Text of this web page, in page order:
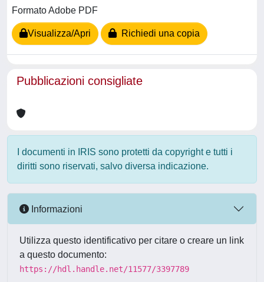
Formato Adobe PDF
Visualizza/Apri Richiedi una copia
Pubblicazioni consigliate
I documenti in IRIS sono protetti da copyright e tutti i
diritti sono riservati, salvo diversa indicazione.
Informazioni
Utilizza questo identificativo per citare o creare un link
a questo documento:
https://hdl.handle.net/11577/3397789